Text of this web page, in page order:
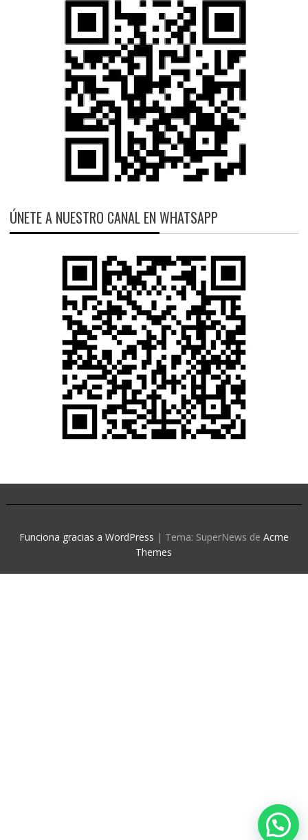
ÚNETE A NUESTRO CANAL EN WHATSAPP
Funciona gracias a WordPress | Tema: SuperNews de Acme
Themes